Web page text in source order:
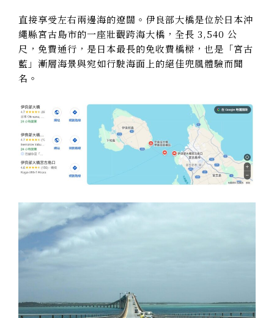
直接享受左右兩邊海的遼闊。伊良部大橋是位於日本沖
繩縣宮古島市的一座壯觀跨海大橋，全長 3,540 公
尺，免費通行，是日本最長的免收費橋樑，也是「宮古
藍」漸層海景與宛如行駛海面上的絕佳兜風體驗而聞
名。